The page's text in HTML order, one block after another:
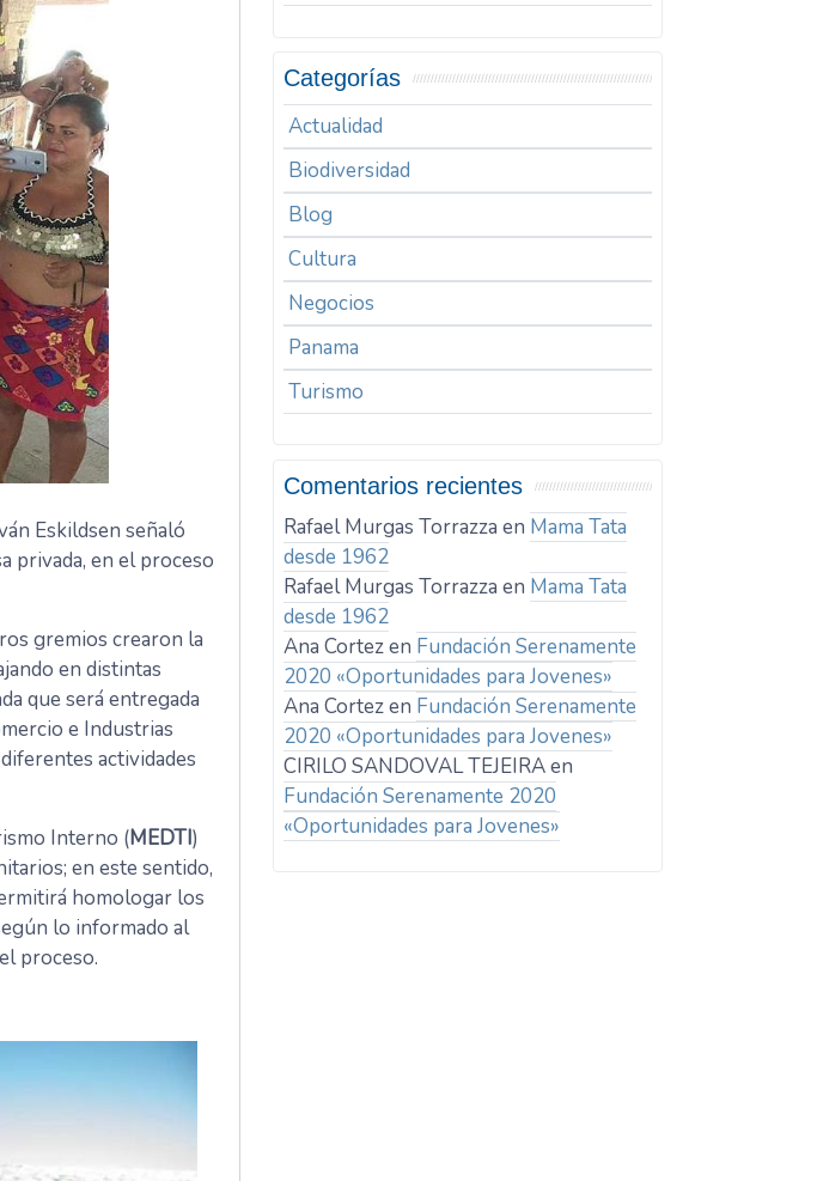
Eskildsen señaló
privada, en el proceso
gremios crearon la
en distintas
que será entregada
e Industrias
actividades
Interno (MEDTI)
en este sentido,
homologar los
lo informado al
proceso.
Categorías
Actualidad
Biodiversidad
Blog
Cultura
Negocios
Panama
Turismo
Comentarios recientes
Rafael Murgas Torrazza en Mama Tata
desde 1962
Rafael Murgas Torrazza en Mama Tata
desde 1962
Ana Cortezen Fundación Serenamente
2020 «Oportunidades para Jovenes»
Ana Cortezen Fundación Serenamente
2020 «Oportunidades para Jovenes»
CIRILO SANDOVAL TEJEIRAen
Fundación Serenamente 2020
«Oportunidades para Jovenes»